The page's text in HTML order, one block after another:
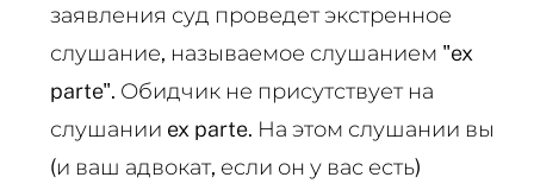
заявления суд проведет экстренное
слушание, называемое слушанием "ex
parte". Обидчик не присутствует на
слушании ex parte. На этом слушании вы
(и ваш адвокат, если он у вас есть)